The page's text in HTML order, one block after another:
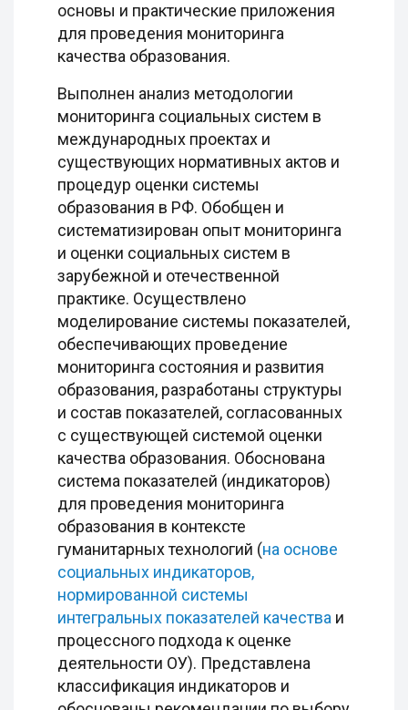
основы и практические приложения
для проведения мониторинга
качества образования.
Выполнен анализ методологии
мониторинга социальных систем в
международных проектах и
существующих нормативных актов и
процедур оценки системы
образования в РФ. Обобщен и
систематизирован опыт мониторинга
и оценки социальных систем в
зарубежной и отечественной
практике. Осуществлено
моделирование системы показателей,
обеспечивающих проведение
мониторинга состояния и развития
образования, разработаны структуры
и состав показателей, согласованных
с существующей системой оценки
качества образования. Обоснована
система показателей (индикаторов)
для проведения мониторинга
образования в контексте
гуманитарных технологий (на основе
социальных индикаторов,
нормированной системы
интегральных показателей качества и
процессного подхода к оценке
деятельности ОУ). Представлена
классификация индикаторов и